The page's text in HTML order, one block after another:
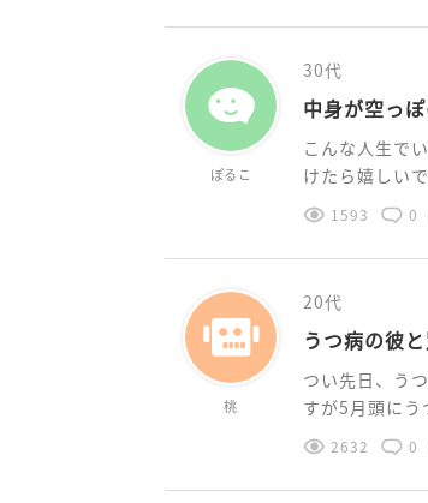
ぽるこ
30代
中身が空っ
こんな人生で
けたら嬉しい
1593 0
桃
20代
うつ病の彼
つい先日、う
すが5月頭に
2632 0